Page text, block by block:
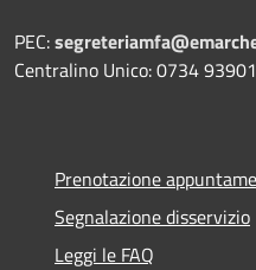
PEC:
Centralino Unico: 0734
Prenotazione
Segnalazione disservizio
Leggi le FAQ